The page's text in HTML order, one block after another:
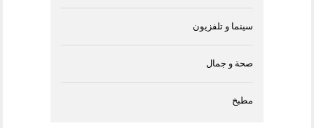
سينما و تلفزيون
صحة و جمال
مطبخ